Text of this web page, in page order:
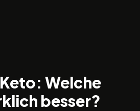
Welche
besser?